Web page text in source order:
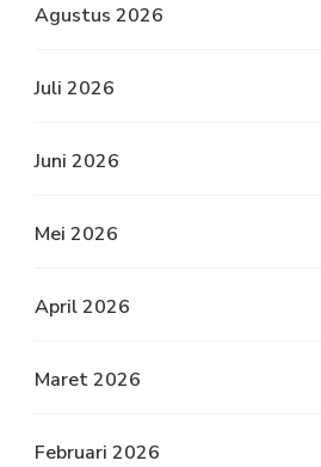
Agustus 2026
Juli 2026
Juni 2026
Mei 2026
April 2026
Maret 2026
Februari 2026